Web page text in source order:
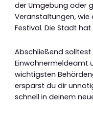
der Umgebung oder
Veranstaltungen, wie
Festival. Die Stadt
Abschließend
Einwohnermeldeamt
wichtigsten
ersparst du dir
schnell in deinem